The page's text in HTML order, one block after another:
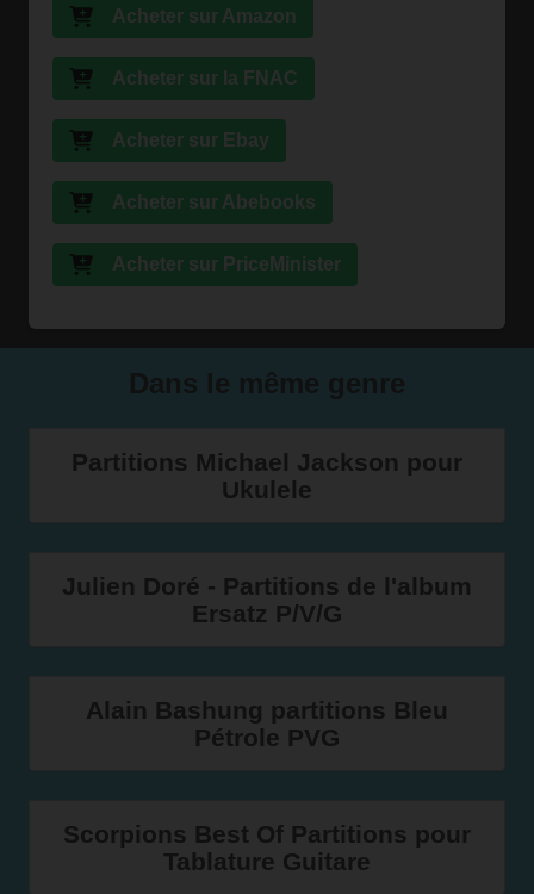
Acheter sur Amazon
Acheter sur la FNAC
Acheter sur Ebay
Acheter sur Abebooks
Acheter sur PriceMinister
Partitions Michael Jackson pour
Ukulele
Julien Doré - Partitions de l'album
Ersatz P/V/G
Alain Bashung partitions Bleu
Pétrole PVG
Scorpions Best Of Partitions pour
Tablature Guitare